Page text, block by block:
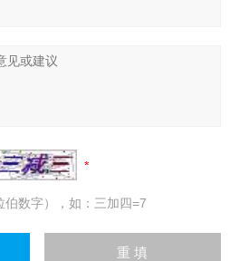
数字），如：三加四=7